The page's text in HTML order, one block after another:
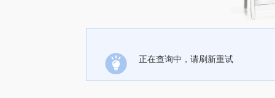
正在查询中，请刷新重试